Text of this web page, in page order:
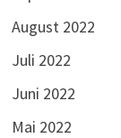
August 2022
Juli 2022
Juni 2022
Mai 2022